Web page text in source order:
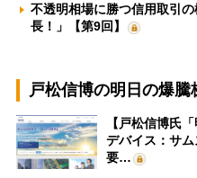
不透明相場に勝つ信用取引
長！」【第9回】
戸松信博の明日の爆騰
【戸松信博氏
デバイス：サ
要…